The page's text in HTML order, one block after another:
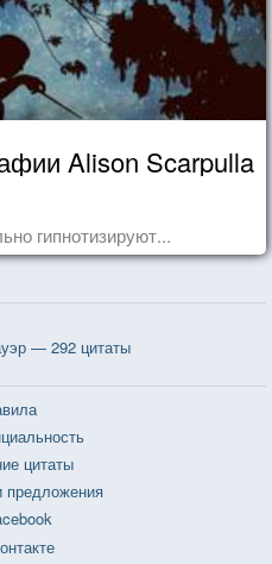
Alison Scarpulla
гипнотизируют...
— 292 цитаты
цитаты